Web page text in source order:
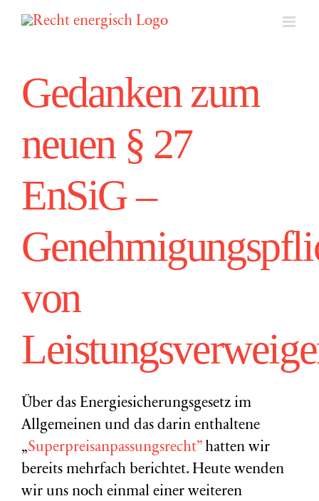
Gedanken zum
neuen § 27
EnSiG –
von
Über das Energiesicherungsgesetz im
Allgemeinen und das darin enthaltene
„Superpreisanpassungsrecht”hatten wir
bereits mehrfach berichtet. Heute wenden
wir uns noch einmal einer weiteren